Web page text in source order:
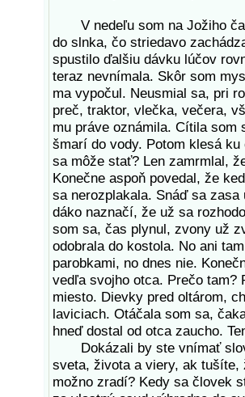
V nedeľu som na Jožiho
do slnka, čo striedavo
spustilo ďalšiu dávku lúčov
teraz nevnímala. Skôr som
ma vypočul. Neusmial sa, pri
preč, traktor, vlečka, večera,
mu práve oznámila. Cítila som
šmarí do vody. Potom klesá
sa môže stať? Len zamrmlal,
Konečne aspoň povedal, že
sa nerozplakala. Snáď sa
dáko naznačí, že už sa
som sa, čas plynul, zvony už
odobrala do kostola. No ani
parobkami, no dnes nie.
vedľa svojho otca. Prečo tam?
miesto. Dievky pred oltárom,
laviciach. Otáčala som sa,
hneď dostal od otca zaucho.
Dokázali by ste vnímať
sveta, života a viery, ak
možno zradí? Kedy sa človek